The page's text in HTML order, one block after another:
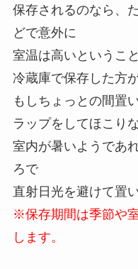
保存されるのなら、
どで意外に
室温は高いというこ
冷蔵庫で保存した方
もしちょっとの間置
ラップをしてほこり
室内が暑いようであ
ろで
直射日光を避けて置
※保存期間は季節や
します。